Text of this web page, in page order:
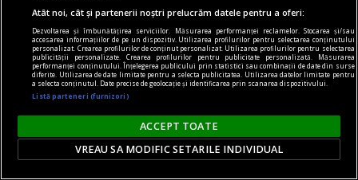
Cînd economia de piață s-a pierdut printre
proteste
Întrebarea este: pînă unde vor merge încălcările
Atât noi, cât și partenerii noștri prelucrăm datele pentru a oferi:
Dezvoltarea și îmbunătățirea serviciilor. Măsurarea performanței reclamelor. Stocarea și/sau
accesarea informațiilor de pe un dispozitiv. Utilizarea profilurilor pentru selectarea conținutului
personalizat. Crearea profilurilor de conținut personalizat. Utilizarea profilurilor pentru selectarea
publicității personalizate. Crearea profilurilor pentru publicitate personalizată. Măsurarea
performanței conținutului. Înțelegerea publicului prin statistici sau combinații de date din surse
diferite. Utilizarea de date limitate pentru a selecta publicitatea. Utilizarea datelor limitate pentru
a selecta conținutul. Date precise de geolocație și identificarea prin scanarea dispozitivului.
Listă parteneri (furnizori)
ACCEPT TOATE
VREAU SA MODIFIC SETARILE INDIVIDUAL